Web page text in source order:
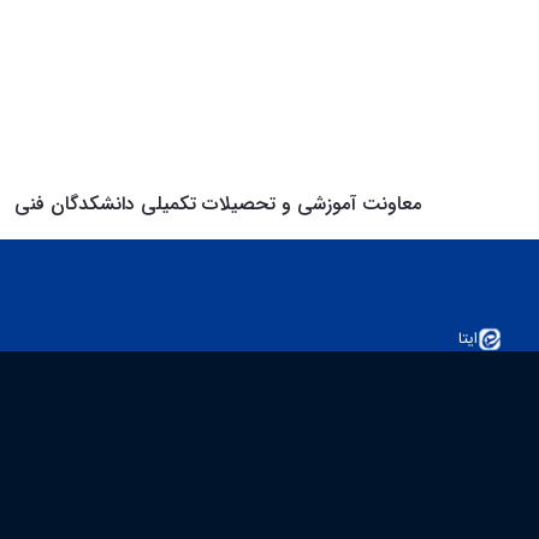
معاونت آموزشی و تحصیلات تکمیلی دانشکدگان فنی
ایتا